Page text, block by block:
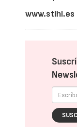
www.stihl.es